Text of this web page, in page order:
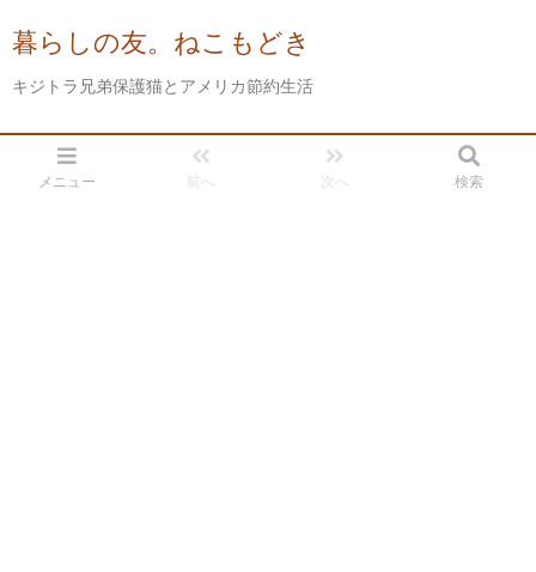
暮らしの友。ねこもどき
キジトラ兄弟保護猫とアメリカ節約生活
メニュー 前へ 次へ 検索